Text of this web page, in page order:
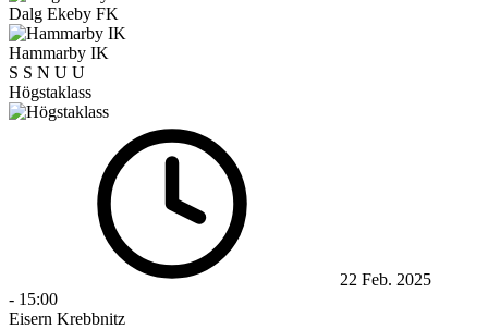
Dalg Ekeby FK
Hammarby IK
S S N U U
Högstaklass
22 Feb. 2025
- 15:00
Eisern Krebbnitz